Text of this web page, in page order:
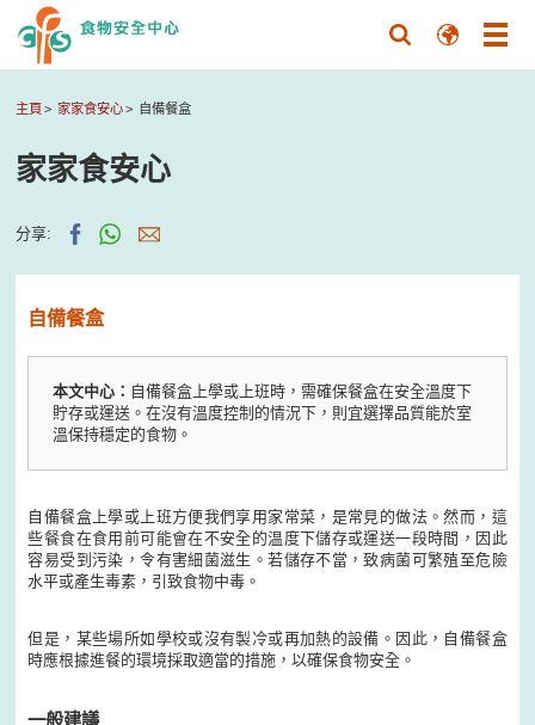
主頁 家家食安心 自備餐盒
家家食安心
分享:
自備餐盒
本文中心： 自備餐盒上學或上班時，需確保餐盒在安全溫度下
貯存或運送。在沒有溫度控制的情況下，則宜選擇品質能於室
溫保持穩定的食物。
自備餐盒上學或上班方便我們享用家常菜，是常見的做法。然而，這
些餐食在食用前可能會在不安全的温度下儲存或運送一段時間，因此
容易受到污染，令有害細菌滋生。若儲存不當，致病菌可繁殖至危險
水平或產生毒素，引致食物中毒。
但是，某些場所如學校或沒有製冷或再加熱的設備。因此，自備餐盒
時應根據進餐的環境採取適當的措施，以確保食物安全。
一般建議